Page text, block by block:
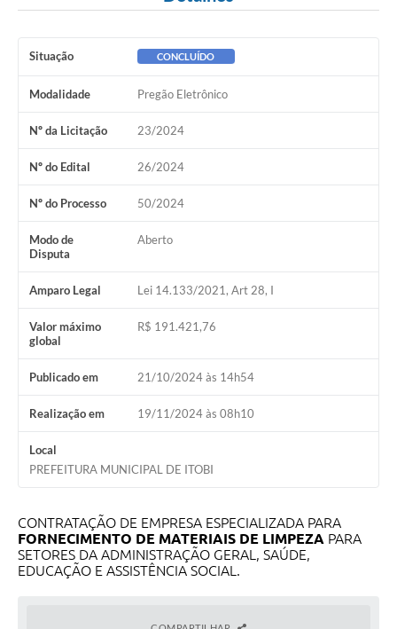
Serviços Online
Contas Públicas
SIC
HISTÓRICO - ADM
Relação de Cargos e Salários
Galeria de Fotos
Audiências Públicas
IPTU
Legislação
Editais
Telefones Úteis
Situação CONCLUÍDO
Modalidade Pregão Eletrônico
Nº da Licitação 23/2024
Nº do Edital 26/2024
Nº do Processo 50/2024
Modo de
Disputa
Aberto
Amparo Legal Lei 14.133/2021, Art 28, I
Valor máximo
global
R$ 191.421,76
Publicado em 21/10/2024 às 14h54
Realização em 19/11/2024 às 08h10
Local
PREFEITURA MUNICIPAL DE ITOBI
CONTRATAÇÃO DE EMPRESA ESPECIALIZADA PARA
FORNECIMENTO DE MATERIAIS DE LIMPEZA PARA
SETORES DA ADMINISTRAÇÃO GERAL, SAÚDE,
EDUCAÇÃO E ASSISTÊNCIA SOCIAL.